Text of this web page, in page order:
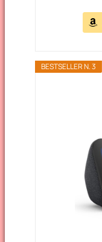
BESTSELLER N. 3